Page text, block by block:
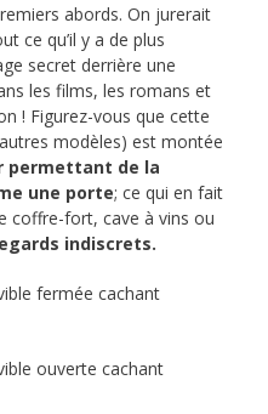
abords. On jurerait
ce qu’il y a de plus
secret derrière une
les films, les romans et
! Figurez-vous que cette
modèles) est montée
permettant de la
une porte; ce qui en fait
coffre-fort, cave à vins ou
indiscrets.